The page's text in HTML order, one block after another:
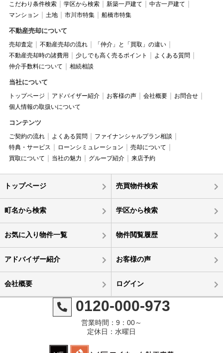
こだわり条件検索 学区から検索 新築一戸建て
中古一戸建て
マンション
土地 市川市特集 船橋市特集
不動産売却について
売却査定 不動産売却の流れ
「仲介」と「買取」の違い
不動産売却時の諸費用
少しでも高く売るポイント
よくある質問
仲介手数料について
相続相談
当社について
トップページ アドバイザー紹介 お客様の声 会社概要
お問合せ
個人情報の取扱いについて
コンテンツ
ご契約の流れ よくある質問
ファイナンシャルプラン相談
特典・サービス
ローンシミュレーション
売却について
買取について
当社の魅力 グループ紹介 来店予約
トップページ 売買物件検索
町名から検索 学区から検索
お気に入り物件一覧 物件閲覧履歴
アドバイザー紹介 お客様の声
会社概要 ログイン
0120-000-973
営業時間：9：00～
定休日：水曜日